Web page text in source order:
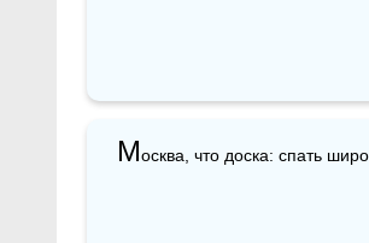
Москва, что доска: спать